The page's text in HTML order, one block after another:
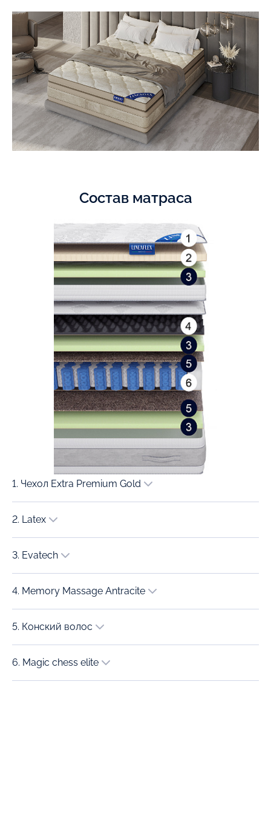
Состав матраса
1. Чехол Extra Premium Gold
2. Latex
3. Evatech
4. Memory Massage Antracite
5. Конский волос
6. Magic chess elite